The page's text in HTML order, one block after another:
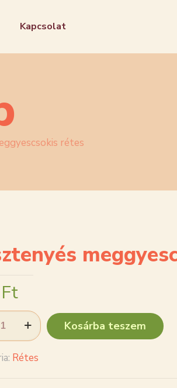
Kapcsolat
rétes
Ft
Kosárba teszem
Rétes